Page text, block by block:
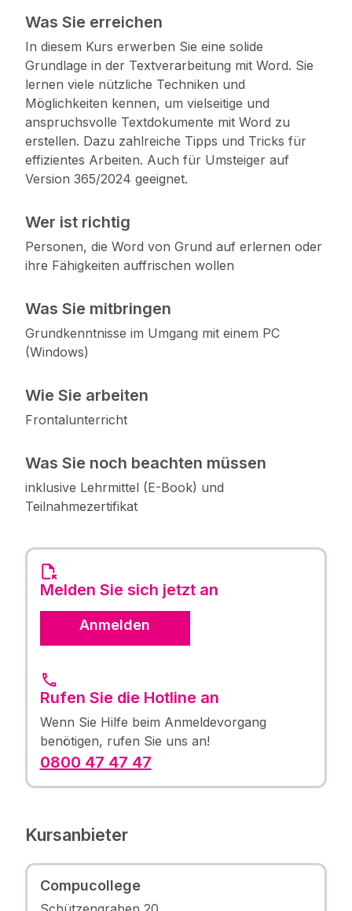
Was Sie erreichen
In diesem Kurs erwerben Sie eine solide
Grundlage in der Textverarbeitung mit Word. Sie
lernen viele nützliche Techniken und
Möglichkeiten kennen, um vielseitige und
anspruchsvolle Textdokumente mit Word zu
erstellen. Dazu zahlreiche Tipps und Tricks für
effizientes Arbeiten. Auch für Umsteiger auf
Version 365/2024 geeignet.
Wer ist richtig
Personen, die Word von Grund auf erlernen oder
ihre Fähigkeiten auffrischen wollen
Was Sie mitbringen
Grundkenntnisse im Umgang mit einem PC
(Windows)
Wie Sie arbeiten
Frontalunterricht
Was Sie noch beachten müssen
inklusive Lehrmittel (E-Book) und
Teilnahmezertifikat
Melden Sie sich jetzt an
Anmelden
Rufen Sie die Hotline an
Wenn Sie Hilfe beim Anmeldevorgang
benötigen, rufen Sie uns an!
0800 47 47 47
Kursanbieter
Compucollege